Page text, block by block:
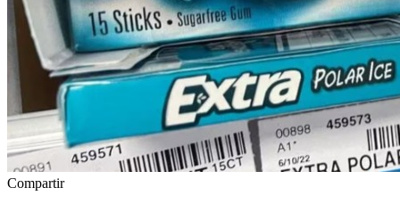
Compartir